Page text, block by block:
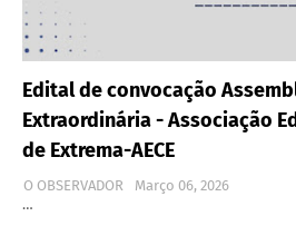
Edital de convocação
Extraordinária - Associação
de Extrema-AECE
O OBSERVADOR
Março 06, 2026
…